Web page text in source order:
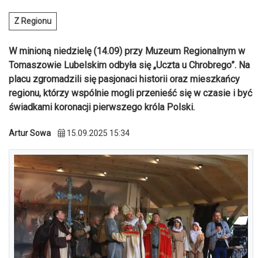
Z Regionu
W minioną niedzielę (14.09) przy Muzeum Regionalnym w
Tomaszowie Lubelskim odbyła się „Uczta u Chrobrego”. Na
placu zgromadzili się pasjonaci historii oraz mieszkańcy
regionu, którzy wspólnie mogli przenieść się w czasie i być
świadkami koronacji pierwszego króla Polski.
Artur Sowa 15.09.2025 15:34